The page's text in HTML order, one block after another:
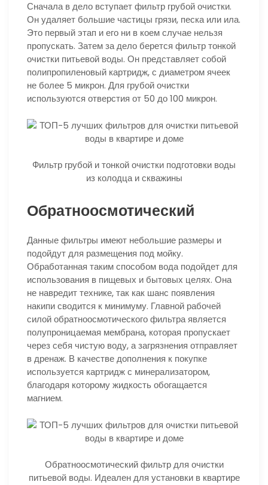
Сначала в дело вступает фильтр грубой очистки.
Он удаляет большие частицы грязи, песка или ила.
Это первый этап и его ни в коем случае нельзя
пропускать. Затем за дело берется фильтр тонкой
очистки питьевой воды. Он представляет собой
полипропиленовый картридж, с диаметром ячеек
не более 5 микрон. Для грубой очистки
используются отверстия от 50 до 100 микрон.
Фильтр грубой и тонкой очистки подготовки воды
из колодца и скважины
Обратноосмотический
Данные фильтры имеют небольшие размеры и
подойдут для размещения под мойку.
Обработанная таким способом вода подойдет для
использования в пищевых и бытовых целях. Она
не навредит технике, так как шанс появления
накипи сводится к минимуму. Главной рабочей
силой обратноосмотического фильтра является
полупроницаемая мембрана, которая пропускает
через себя чистую воду, а загрязнения отправляет
в дренаж. В качестве дополнения к покупке
используется картридж с минерализатором,
благодаря которому жидкость обогащается
магнием.
Обратноосмотический фильтр для очистки
питьевой воды. Идеален для установки в квартире